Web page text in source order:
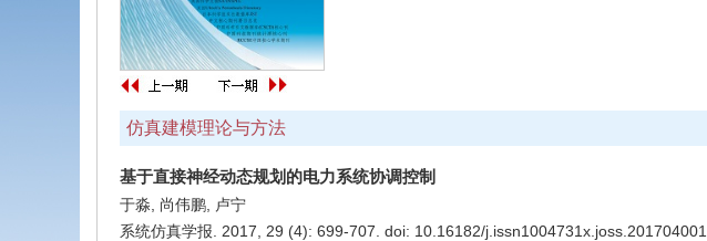
仿真建模理论与方法
基于直接神经动态规划的电力系统协调控制
于淼, 尚伟鹏, 卢宁
系统仿真学报. 2017, 29 (4): 699-707. doi: 10.16182/j.issn1004731x.joss.201704001